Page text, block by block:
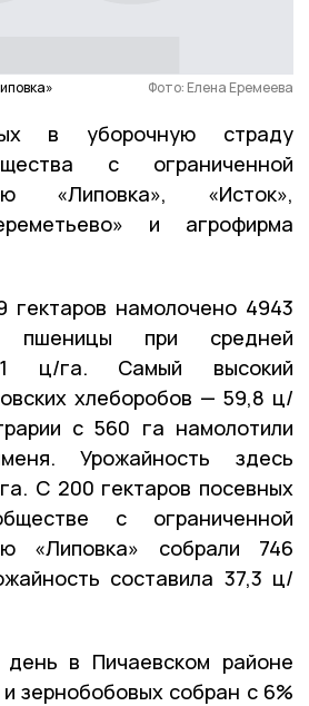
Фото: Елена Еремеева
в уборочную страду
с ограниченной
«Липовка», «Исток»,
и агрофирма
намолочено 4943
пшеницы при средней
ц/га. Самый высокий
хлеборобов — 59,8 ц/
с 560 га намолотили
Урожайность здесь
С 200 гектаров посевных
с ограниченной
«Липовка» собрали 746
составила 37,3 ц/
в Пичаевском районе
зернобобовых собран с 6%